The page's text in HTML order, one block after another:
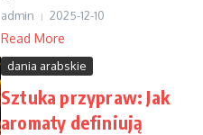
admin 2025-12-10
Read More
dania arabskie
Sztuka przypraw: Jak
aromaty definiują